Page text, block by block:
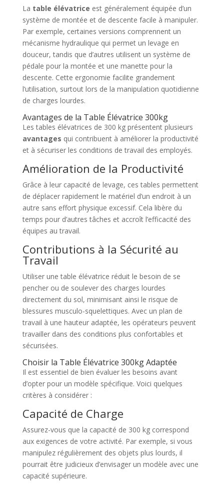
La table élévatrice est généralement équipée d’un
système de montée et de descente facile à manipuler.
Par exemple, certaines versions comprennent un
mécanisme hydraulique qui permet un levage en
douceur, tandis que d’autres utilisent un système de
pédale pour la montée et une manette pour la
descente. Cette ergonomie facilite grandement
l’utilisation, surtout lors de la manipulation quotidienne
de charges lourdes.
Avantages de la Table Élévatrice 300kg
Les tables élévatrices de 300 kg présentent plusieurs
avantages qui contribuent à améliorer la productivité
et à sécuriser les conditions de travail des employés.
Amélioration de la Productivité
Grâce à leur capacité de levage, ces tables permettent
de déplacer rapidement le matériel d’un endroit à un
autre sans effort physique excessif. Cela libère du
temps pour d’autres tâches et accroît l’efficacité des
équipes au travail.
Contributions à la Sécurité au
Travail
Utiliser une table élévatrice réduit le besoin de se
pencher ou de soulever des charges lourdes
directement du sol, minimisant ainsi le risque de
blessures musculo-squelettiques. Avec un plan de
travail à une hauteur adaptée, les opérateurs peuvent
travailler dans des conditions plus confortables et
sécurisées.
Choisir la Table Élévatrice 300kg Adaptée
Il est essentiel de bien évaluer les besoins avant
d’opter pour un modèle spécifique. Voici quelques
critères à considérer :
Capacité de Charge
Assurez-vous que la capacité de 300 kg correspond
aux exigences de votre activité. Par exemple, si vous
manipulez régulièrement des objets plus lourds, il
pourrait être judicieux d’envisager un modèle avec une
capacité supérieure.